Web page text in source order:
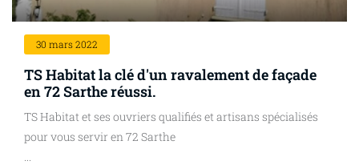
30 mars 2022
TS Habitat la clé d'un ravalement de façade
en 72 Sarthe réussi.
TS Habitat et ses ouvriers qualifiés et artisans spécialisés
pour vous servir en 72 Sarthe
...